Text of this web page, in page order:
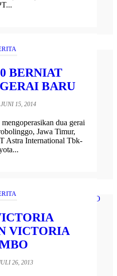
BERNIAT
BARU
15, 2014
dua gerai
Jawa Timur,
Astra International Tbk-
VICTORIA
26, 2013